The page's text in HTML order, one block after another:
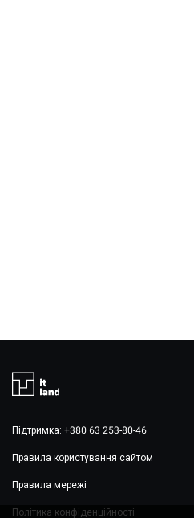
Підтримка: +380 63 253-80-46
Правила користування сайтом
Правила мережі
Політика конфіденційності